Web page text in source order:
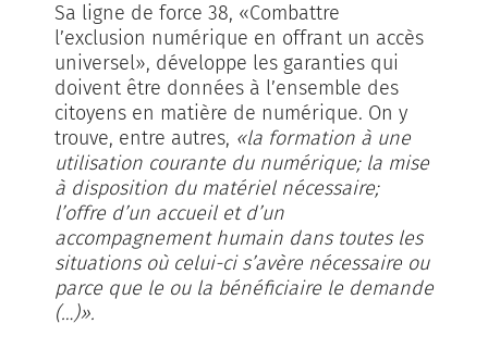
Sa ligne de force 38, «Combattre
l’exclusion numérique en offrant un accès
universel», développe les garanties qui
doivent être données à l’ensemble des
citoyens en matière de numérique. On y
trouve, entre autres, «la formation à une
utilisation courante du numérique; la mise
à disposition du matériel nécessaire;
l’offre d’un accueil et d’un
accompagnement humain dans toutes les
situations où celui-ci s’avère nécessaire ou
parce que le ou la bénéficiaire le demande
(…)».